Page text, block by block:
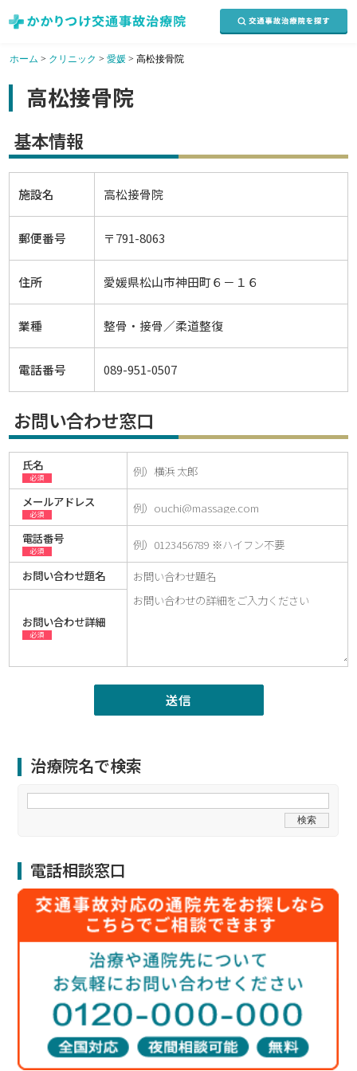
ホーム > クリニック > 愛媛> 高松接骨院
高松接骨院
基本情報
施設名 高松接骨院
郵便番号 〒791-8063
住所 愛媛県松山市神田町６－１６
業種 整骨・接骨／柔道整復
電話番号 089-951-0507
お問い合わせ窓口
氏名
必須
メールアドレス
必須
電話番号
必須
お問い合わせ題名
お問い合わせ詳細
必須
治療院名で検索
電話相談窓口